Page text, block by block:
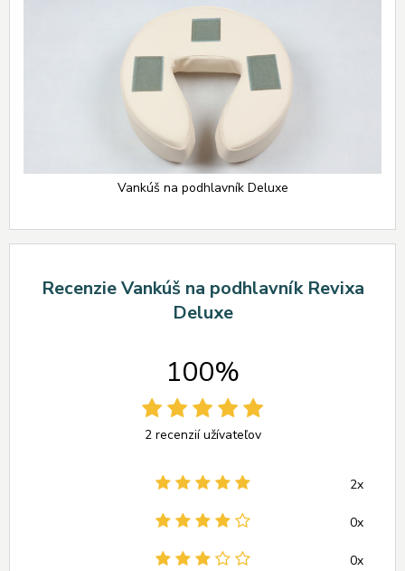
Vankúš na podhlavník Deluxe
Recenzie Vankúš na podhlavník Revixa
Deluxe
100%
2 recenzií užívateľov
2x
0x
0x